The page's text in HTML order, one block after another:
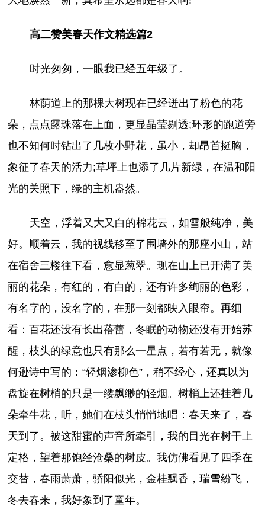
高二赞美春天作文精选篇2
时光匆匆，一眼我已经五年级了。
林荫道上的那棵大树现在已经迸出了粉色的花
朵，点点露珠落在上面，更显晶莹剔透;环形的跑道旁
也不知何时钻出了几枚小野花，虽小，却昂首挺胸，
象征了春天的活力;草坪上也添了几片新绿，在温和阳
光的关照下，绿的主机盎然。
天空，浮着又大又白的棉花云，如雪般纯净，美
好。顺着云，我的视线移至了围墙外的那座小山，站
在宿舍三楼往下看，愈显葱翠。现在山上已开满了美
丽的花朵，有红的，有白的，还有许多绚丽的色彩，
有名字的，没名字的，在那一刻都映入眼帘。再细
看：百花还没有长出蓓蕾，冬眠的动物还没有开始苏
醒，枝头的绿意也只有那么一星点，若有若无，就像
何逊诗中写的：“轻烟渗柳色”，稍不经心，还真以为
盘旋在树梢的只是一缕飘缈的轻烟。树梢上还挂着几
朵牵牛花，听，她们在枝头悄悄地唱：春天来了，春
天到了。被这甜蜜的声音所牵引，我的目光在树干上
定格，望着那饱经沧桑的树皮。我仿佛看见了四季在
交替，春雨萧萧，骄阳似光，金桂飘香，瑞雪纷飞，
冬去春来，我好象到了童年。